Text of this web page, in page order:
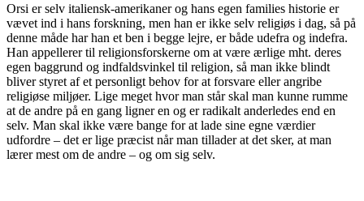
Orsi er selv italiensk-amerikaner og hans egen families historie er
vævet ind i hans forskning, men han er ikke selv religiøs i dag, så på
denne måde har han et ben i begge lejre, er både udefra og indefra.
Han appellerer til religionsforskerne om at være ærlige mht. deres
egen baggrund og indfaldsvinkel til religion, så man ikke blindt
bliver styret af et personligt behov for at forsvare eller angribe
religiøse miljøer. Lige meget hvor man står skal man kunne rumme
at de andre på en gang ligner en og er radikalt anderledes end en
selv. Man skal ikke være bange for at lade sine egne værdier
udfordre – det er lige præcist når man tillader at det sker, at man
lærer mest om de andre – og om sig selv.